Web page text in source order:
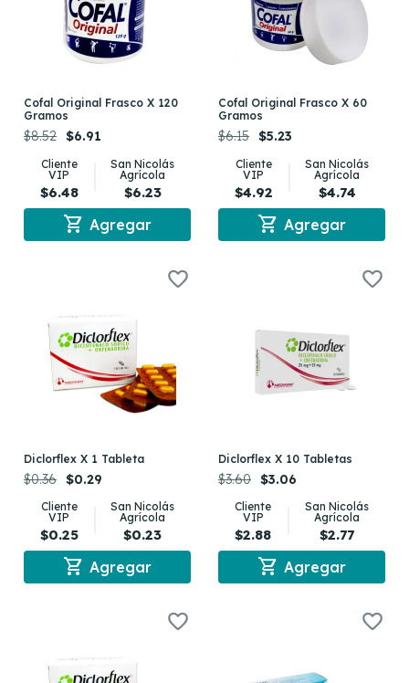
Cofal Original Frasco X 120
Gramos
$8.52 $6.91
Cliente
VIP
$6.48
San Nicolás
Agrícola
$6.23
shopping_cart Agregar
Cofal Original Frasco X 60
Gramos
$6.15 $5.23
Cliente
VIP
$4.92
San Nicolás
Agrícola
$4.74
shopping_cart Agregar
Diclorflex X 1 Tableta
$0.36 $0.29
Cliente
VIP
$0.25
San Nicolás
Agrícola
$0.23
shopping_cart Agregar
Diclorflex X 10 Tabletas
$3.60 $3.06
Cliente
VIP
$2.88
San Nicolás
Agrícola
$2.77
shopping_cart Agregar